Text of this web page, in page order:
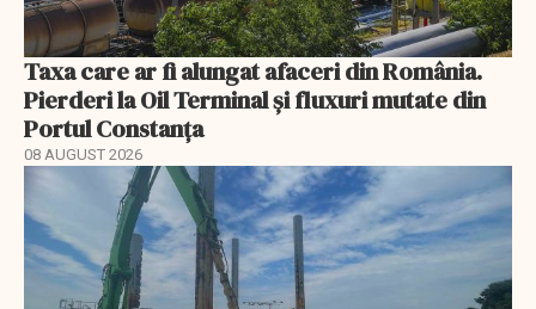
Taxa care ar fi alungat afaceri din România.
Pierderi la Oil Terminal și fluxuri mutate din
Portul Constanța
08 AUGUST 2026